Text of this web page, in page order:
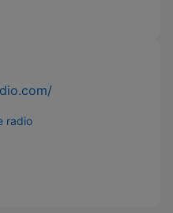
radio